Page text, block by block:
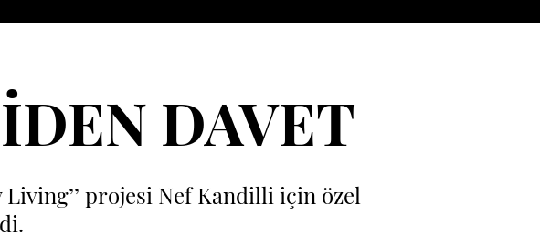
DAVET
projesi Nef Kandilli için özel